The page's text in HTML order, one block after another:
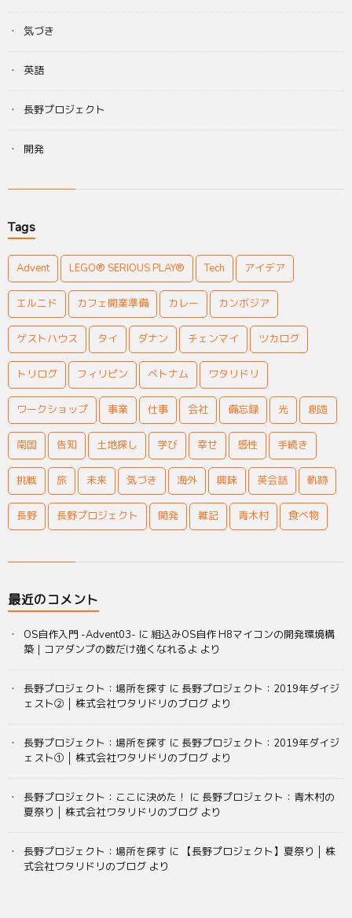
気づき
英語
長野プロジェクト
開発
Tags
Advent LEGO® SERIOUS PLAY® Tech アイデア
エルニド カフェ開業準備 カレー カンボジア
ゲストハウス タイ ダナン チェンマイ ツカログ
トリログ フィリピン ベトナム ワタリドリ
ワークショップ 事業 仕事 会社 備忘録 光 創造
南国 告知 土地探し 学び 幸せ 感性 手続き
挑戦 旅 未来 気づき 海外 興味 英会話 軌跡
長野 長野プロジェクト 開発 雑記 青木村 食べ物
最近のコメント
OS自作入門 -Advent03- に 組込みOS自作 H8マイコンの開発環境構
築｜コアダンプの数だけ強くなれるよ より
長野プロジェクト：場所を探す に 長野プロジェクト：2019年ダイジ
ェスト② │ 株式会社ワタリドリのブログ より
長野プロジェクト：場所を探す に 長野プロジェクト：2019年ダイジ
ェスト① │ 株式会社ワタリドリのブログ より
長野プロジェクト：ここに決めた！ に 長野プロジェクト：青木村の
夏祭り │ 株式会社ワタリドリのブログ より
長野プロジェクト：場所を探す に
【長野プロジェクト】夏祭り │ 株
式会社ワタリドリのブログ より